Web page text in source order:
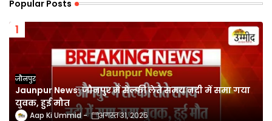
Popular Posts
जौनपुर
Jaunpur News: जौनपुर में सेल्फी लेते समय नदी में समा गया
युवक, हुई मौत
Aap Ki Ummid अगस्त 31, 2025